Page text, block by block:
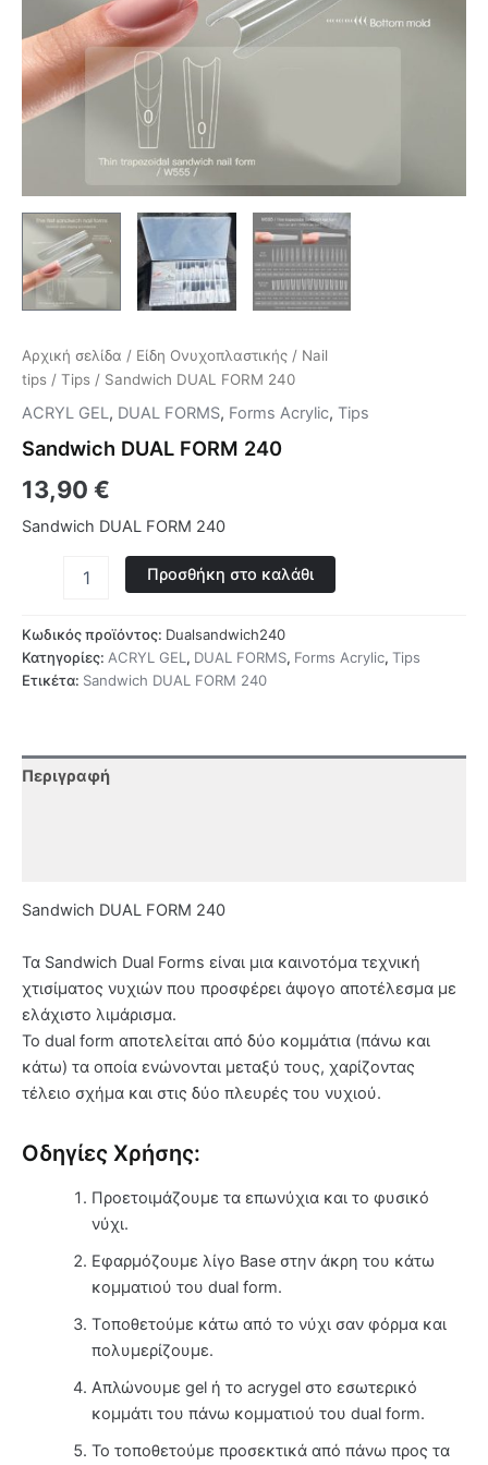
Αρχική σελίδα / Είδη Ονυχοπλαστικής / Nail
tips / Tips / Sandwich DUAL FORM 240
ACRYL GEL, DUAL FORMS, Forms Acrylic, Tips
Sandwich DUAL FORM 240
13,90 €
Sandwich DUAL FORM 240
Προσθήκη στο καλάθι
Κωδικός προϊόντος: Dualsandwich240
Κατηγορίες: ACRYL GEL , DUAL FORMS, Forms Acrylic, Tips
Ετικέτα: Sandwich DUAL FORM 240
Περιγραφή
Sandwich DUAL FORM 240
Τα Sandwich Dual Forms είναι μια καινοτόμα τεχνική
χτισίματος νυχιών που προσφέρει άψογο αποτέλεσμα με
ελάχιστο λιμάρισμα.
Το dual form αποτελείται από δύο κομμάτια (πάνω και
κάτω) τα οποία ενώνονται μεταξύ τους, χαρίζοντας
τέλειο σχήμα και στις δύο πλευρές του νυχιού.
Οδηγίες Χρήσης:
Προετοιμάζουμε τα επωνύχια και το φυσικό
νύχι.
Εφαρμόζουμε λίγo Base στην άκρη του κάτω
κομματιού του dual form.
Tοποθετούμε κάτω από το νύχι σαν φόρμα και
πολυμερίζουμε.
Απλώνουμε gel ή το acrygel στο εσωτερικό
κομμάτι του πάνω κομματιού του dual form.
Το τοποθετούμε προσεκτικά από πάνω προς τα